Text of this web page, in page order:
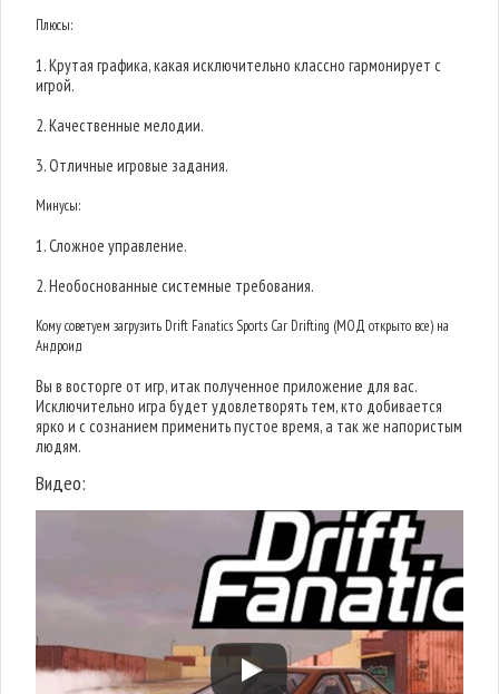
Плюсы:
1. Крутая графика, какая исключительно классно гармонирует с
игрой.
2. Качественные мелодии.
3. Отличные игровые задания.
Минусы:
1. Сложное управление.
2. Необоснованные системные требования.
Кому советуем загрузить Drift Fanatics Sports Car Drifting (МОД открыто все) на
Андроид
Вы в восторге от игр, итак полученное приложение для вас.
Исключительно игра будет удовлетворять тем, кто добивается
ярко и с сознанием применить пустое время, а так же напористым
людям.
Видео: